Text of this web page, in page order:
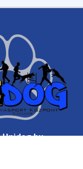
Unidog.hu